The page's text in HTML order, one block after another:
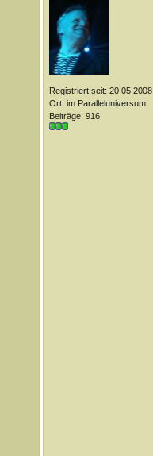
Registriert seit: 20.05.2008
Ort: im Paralleluniversum
Beiträge: 916